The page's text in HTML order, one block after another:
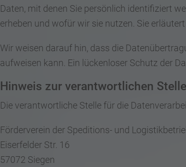
Daten, mit denen Sie persönlich identifiziert
erheben und wofür wir sie nutzen. Sie
Wir weisen darauf hin, dass die
aufweisen kann. Ein lückenloser Schutz der
Hinweis zur verantwortlichen Stelle
Die verantwortliche Stelle für die
Förderverein der Speditions- und
Eiserfelder Str. 16
57072 Siegen